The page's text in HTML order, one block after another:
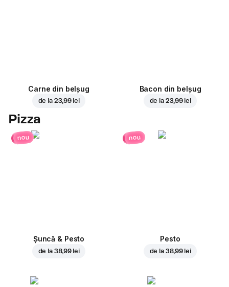
Carne din belșug
de la 23,99 lei
Bacon din belșug
de la 23,99 lei
Pizza
nou
Șuncă & Pesto
de la 38,99 lei
nou
Pesto
de la 38,99 lei